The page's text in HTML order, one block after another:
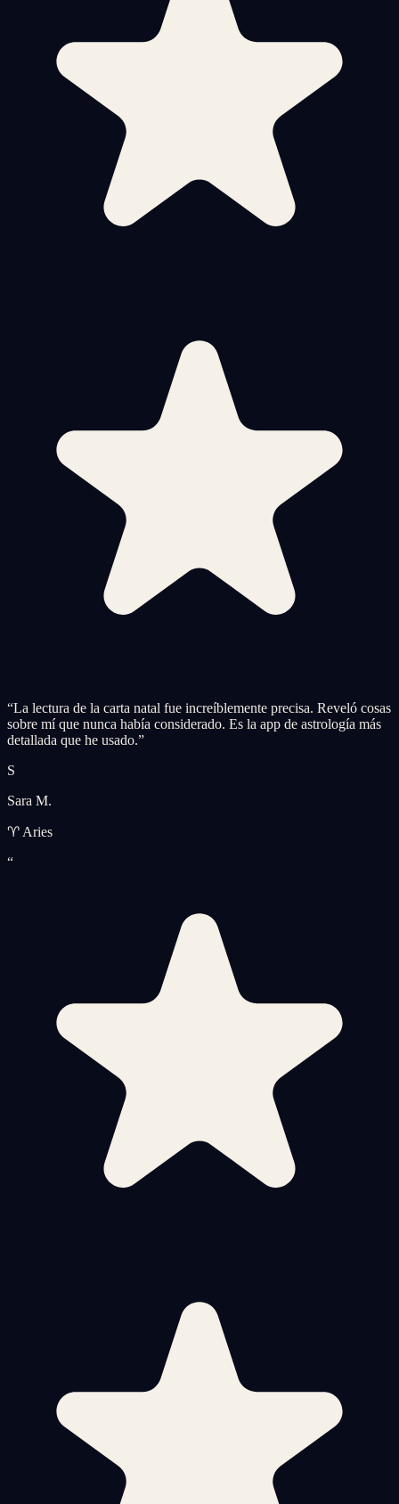
“La lectura de la carta natal fue increíblemente precisa. Reveló cosas
sobre mí que nunca había considerado. Es la app de astrología más
detallada que he usado.”
S
Sara M.
♈ Aries
“